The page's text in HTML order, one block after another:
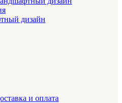
дизайн
и оплата